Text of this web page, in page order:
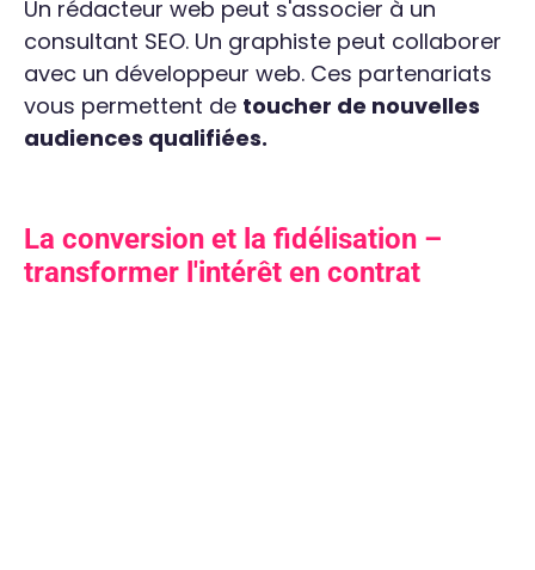
Un rédacteur web peut s'associer à un
consultant SEO. Un graphiste peut collaborer
avec un développeur web. Ces partenariats
vous permettent de toucher de nouvelles
audiences qualifiées.
La conversion et la fidélisation –
transformer l'intérêt en contrat